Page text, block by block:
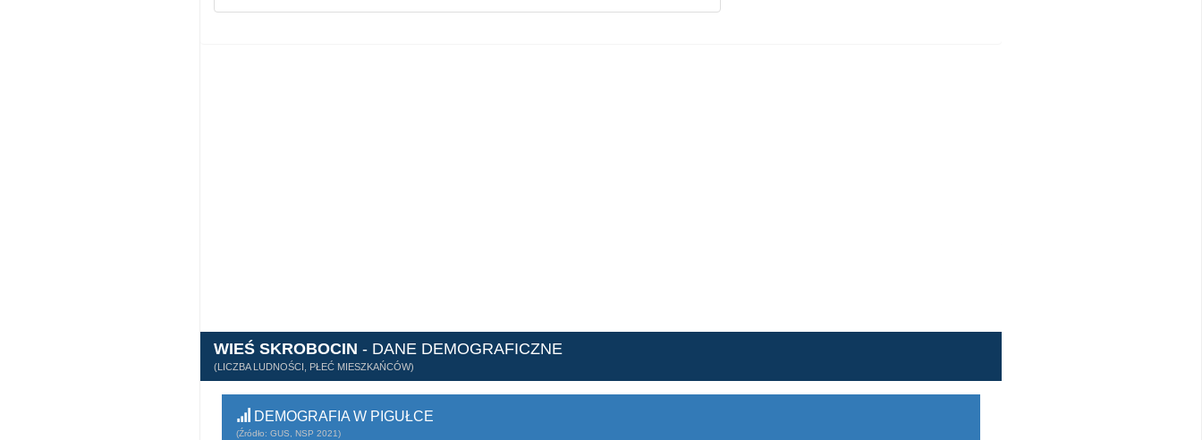
WIEŚ SKROBOCIN - DANE DEMOGRAFICZNE
(LICZBA LUDNOŚCI, PŁEĆ MIESZKAŃCÓW)
DEMOGRAFIA W PIGUŁCE
(Źródło: GUS, NSP 2021)